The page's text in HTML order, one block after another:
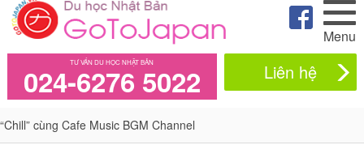
Menu
TƯ VẤN DU HỌC NHẬT BẢN
024-6276 5022 Liên hệ
“Chill” cùng Cafe Music BGM Channel